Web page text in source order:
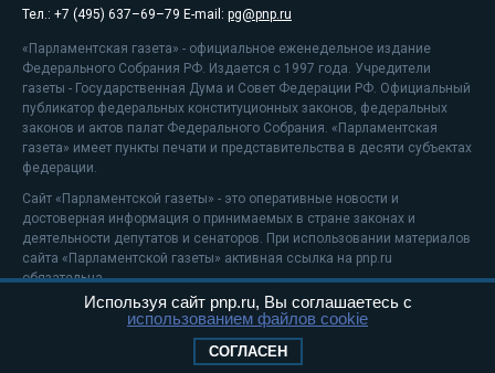
Тел.: +7 (495) 637–69–79 E-mail: pg@pnp.ru
«Парламентская газета» - официальное еженедельное издание
Федерального Собрания РФ. Издается с 1997 года. Учредители
газеты - Государственная Дума и Совет Федерации РФ. Официальный
публикатор федеральных конституционных законов, федеральных
законов и актов палат Федерального Собрания. «Парламентская
газета» имеет пункты печати и представительства в десяти субъектах
федерации.
Сайт «Парламентской газеты» - это оперативные новости и
достоверная информация о принимаемых в стране законах и
деятельности депутатов и сенаторов. При использовании материалов
сайта «Парламентской газеты» активная ссылка на pnp.ru
обязательна.
На информационном ресурсе применяютсярекомендательные
Положение о защите персональных данных
Используя сайт pnp.ru, Вы соглашаетесь с
использованием файлов cookie
СОГЛАСЕН